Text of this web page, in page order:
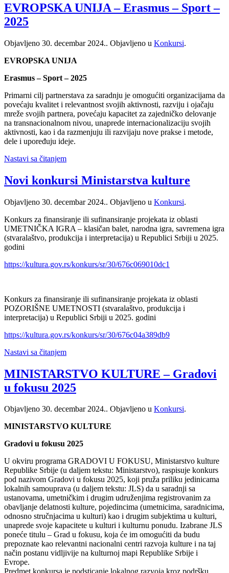
EVROPSKA UNIJA – Erasmus – Sport –
2025
Objavljeno 30. decembar 2024.. Objavljeno u Konkursi.
EVROPSKA UNIJA
Erasmus – Sport – 2025
Primarni cilj partnerstava za saradnju je omogućiti organizacijama da
povećaju kvalitet i relevantnost svojih aktivnosti, razviju i ojačaju
mreže svojih partnera, povećaju kapacitet za zajedničko delovanje
na transnacionalnom nivou, unaprede internacionalizaciju svojih
aktivnosti, kao i da razmenjuju ili razvijaju nove prakse i metode,
dele i upoređuju ideje.
Nastavi sa čitanjem
Novi konkursi Ministarstva kulture
Objavljeno 30. decembar 2024.. Objavljeno u Konkursi.
Konkurs za finansiranje ili sufinansiranje projekata iz oblasti
UMETNIČKA IGRA – klasičan balet, narodna igra, savremena igra
(stvaralaštvo, produkcija i interpretacija) u Republici Srbiji u 2025.
godini
https://kultura.gov.rs/konkurs/sr/30/676c069010dc1
Konkurs za finansiranje ili sufinansiranje projekata iz oblasti
POZORIŠNE UMETNOSTI (stvaralaštvo, produkcija i
interpretacija) u Republici Srbiji u 2025. godini
https://kultura.gov.rs/konkurs/sr/30/676c04a389db9
Nastavi sa čitanjem
MINISTARSTVO KULTURE – Gradovi
u fokusu 2025
Objavljeno 30. decembar 2024.. Objavljeno u Konkursi.
MINISTARSTVO KULTURE
Gradovi u fokusu 2025
U okviru programa GRADOVI U FOKUSU, Ministarstvo kulture
Republike Srbije (u daljem tekstu: Ministarstvo), raspisuje konkurs
pod nazivom Gradovi u fokusu 2025, koji pruža priliku jedinicama
lokalnih samouprava (u daljem tekstu: JLS) da u saradnji sa
ustanovama, umetničkim i drugim udruženjima registrovanim za
obavljanje delatnosti kulture, pojedincima (umetnicima, saradnicima,
odnosno stručnjacima u kulturi) kao i drugim subjektima u kulturi,
unaprede svoje kapacitete u kulturi i kulturnu ponudu. Izabrane JLS
poneće titulu – Grad u fokusu, koja će im omogućiti da budu
prepoznate kao relevantni nacionalni centri razvoja kulture i na taj
način postanu vidljivije na kulturnoj mapi Republike Srbije i
Evrope.